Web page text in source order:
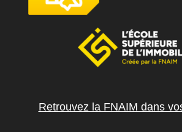
Retrouvez la FNAIM dans